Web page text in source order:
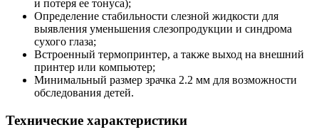
и потеря ее тонуса);
Определение стабильности слезной жидкости для
выявления уменьшения слезопродукции и синдрома
сухого глаза;
Встроенный термопринтер, а также выход на внешний
принтер или компьютер;
Минимальный размер зрачка 2.2 мм для возможности
обследования детей.
Технические характеристики